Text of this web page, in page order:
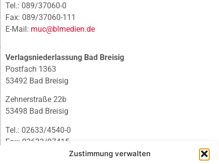
Zustimmung verwalten
Tel.: 089/37060-0
Fax: 089/37060-111
E-Mail: muc@blmedien.de
Verlagsniederlassung Bad Breisig
Postfach 1363
53492 Bad Breisig
Zehnerstraße 22b
53498 Bad Breisig
Tel.: 02633/4540-0
Fax: 02633/97415
infobb@blmedien.de